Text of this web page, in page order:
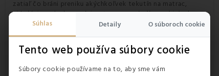
Súhlas Detaily O súboroch cookie
Tento web používa súbory cookie
Súbory cookie používame na to, aby sme vám
zatiaľ čo bráni preniku akýchkoľvek tekutín na matrac,
cirkulácia vzduchu medzi matracom a okolím prebieha bez
problémov.Matrac pod plachtou dýchaa je
zachovaná jeho100% čistota
plachta
nezadržiava pot a na plachte sa
nebudete potiť ani vy. Je dokonalá ochrana matraca aj pred
ňou je jednoduchá a keďže jeplachta ľahká, tak ju zvládne